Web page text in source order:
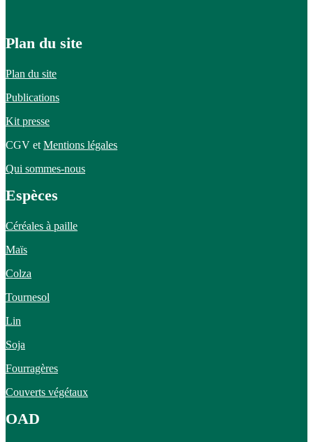
Plan du site
Plan du site
Publications
Kit presse
CGV et Mentions légales
Qui sommes-nous
Espèces
Céréales à paille
Maïs
Colza
Tournesol
Lin
Soja
Fourragères
Couverts végétaux
OAD